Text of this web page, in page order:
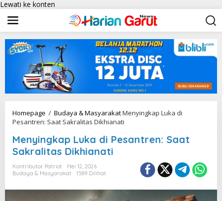
Lewati ke konten
Homepage / Budaya & MasyarakatMenyingkap Luka di
Pesantren: Saat Sakralitas Dikhianati
Menyingkap Luka di Pesantren: Saat
Sakralitas Dikhianati
Kontributor Patriot
Mei 12, 2026
Budaya & Masyarakat
1589 Dilihat